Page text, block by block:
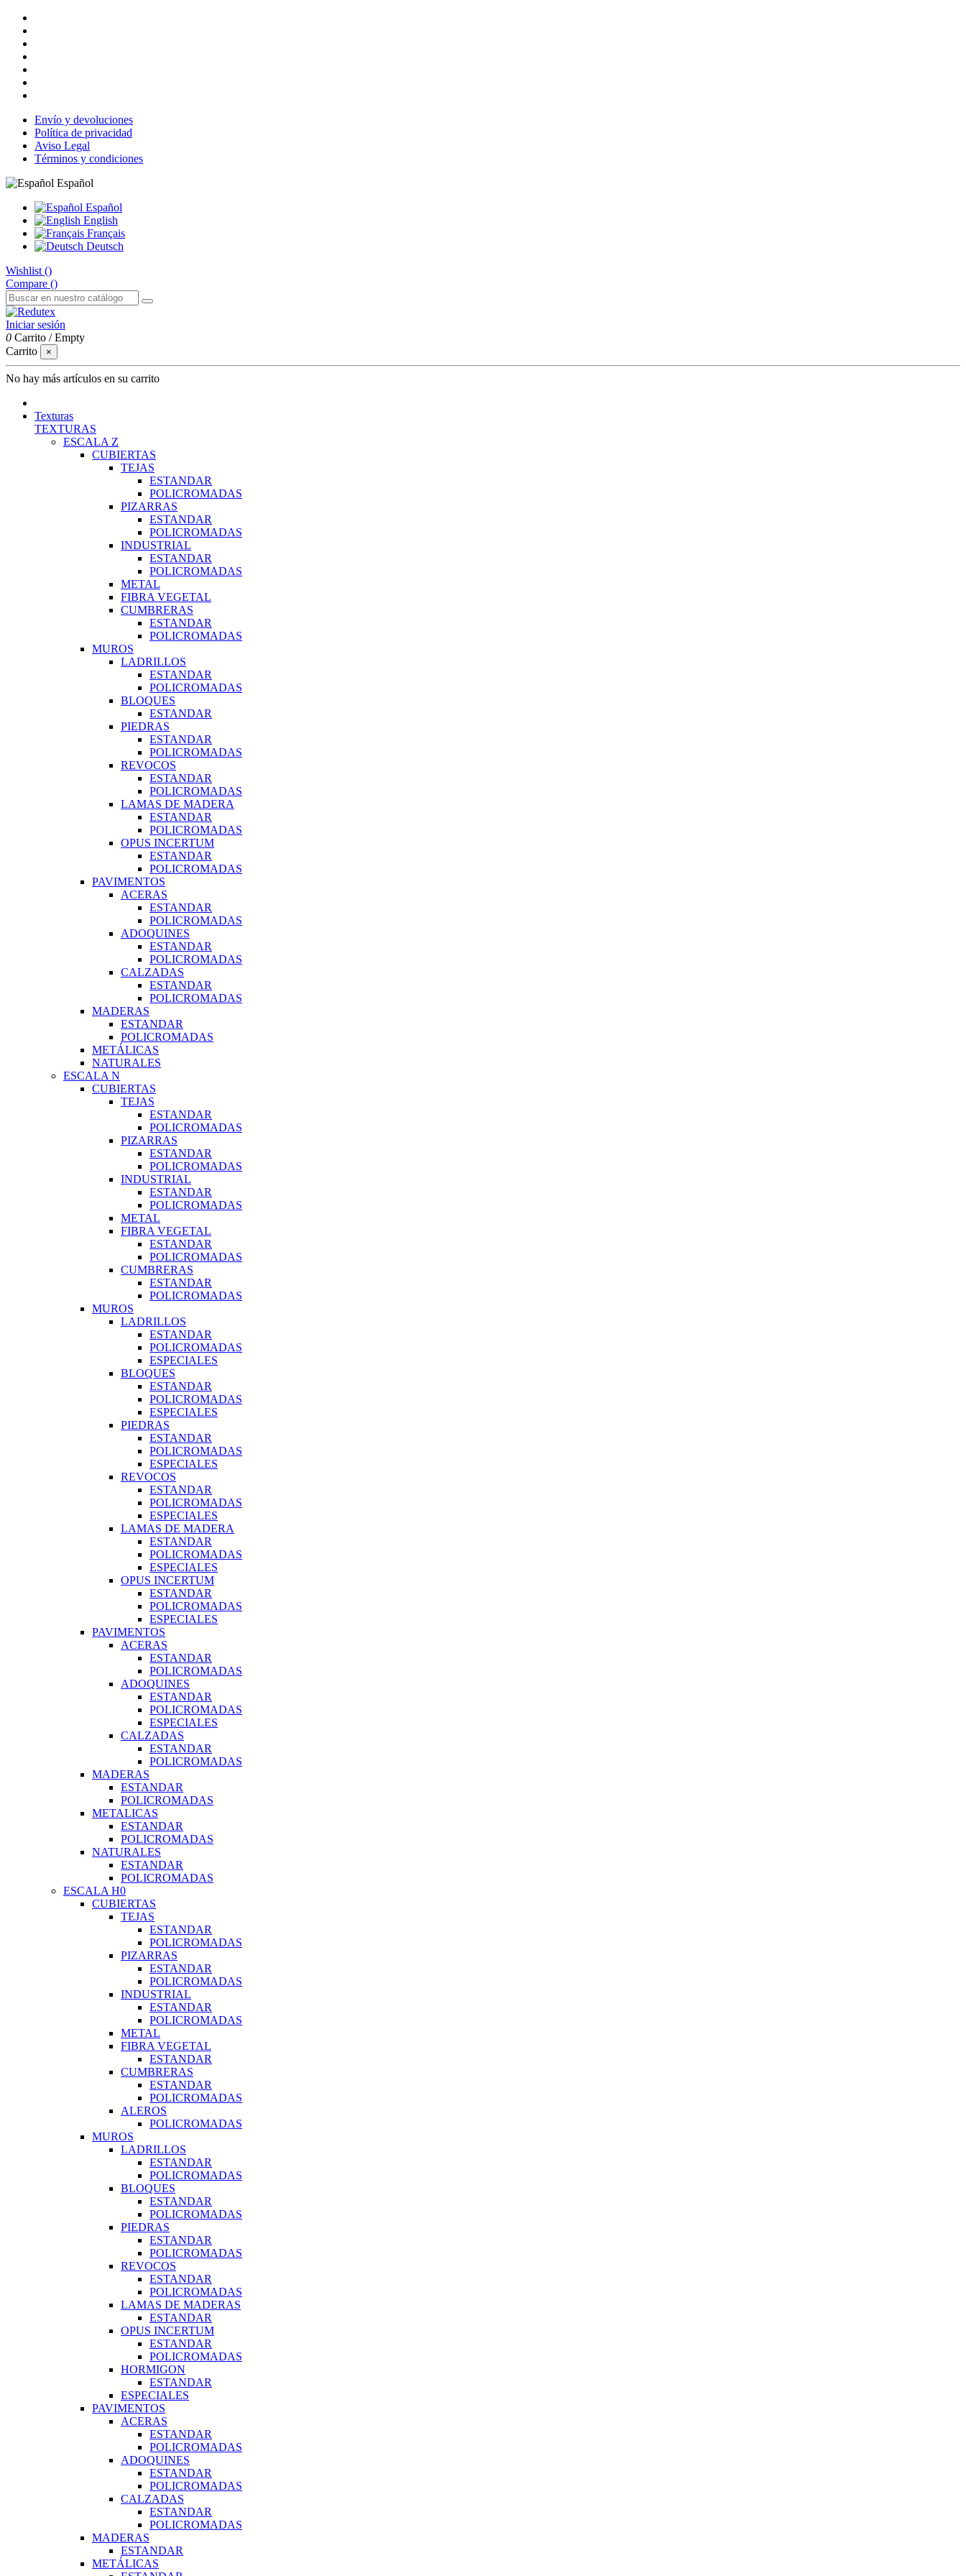
Envío y devoluciones
Política de privacidad
Aviso Legal
Términos y condiciones
Español
Español
English
Français
Deutsch
Wishlist ()
Compare ()
Iniciar sesión
0 Carrito /Empty
Carrito
×
No hay más artículos en su carrito
Texturas
TEXTURAS
ESCALA Z
CUBIERTAS
TEJAS
ESTANDAR
POLICROMADAS
PIZARRAS
ESTANDAR
POLICROMADAS
INDUSTRIAL
ESTANDAR
POLICROMADAS
METAL
FIBRA VEGETAL
CUMBRERAS
ESTANDAR
POLICROMADAS
MUROS
LADRILLOS
ESTANDAR
POLICROMADAS
BLOQUES
ESTANDAR
PIEDRAS
ESTANDAR
POLICROMADAS
REVOCOS
ESTANDAR
POLICROMADAS
LAMAS DE MADERA
ESTANDAR
POLICROMADAS
OPUS INCERTUM
ESTANDAR
POLICROMADAS
PAVIMENTOS
ACERAS
ESTANDAR
POLICROMADAS
ADOQUINES
ESTANDAR
POLICROMADAS
CALZADAS
ESTANDAR
POLICROMADAS
MADERAS
ESTANDAR
POLICROMADAS
METÁLICAS
NATURALES
ESCALA N
CUBIERTAS
TEJAS
ESTANDAR
POLICROMADAS
PIZARRAS
ESTANDAR
POLICROMADAS
INDUSTRIAL
ESTANDAR
POLICROMADAS
METAL
FIBRA VEGETAL
ESTANDAR
POLICROMADAS
CUMBRERAS
ESTANDAR
POLICROMADAS
MUROS
LADRILLOS
ESTANDAR
POLICROMADAS
ESPECIALES
BLOQUES
ESTANDAR
POLICROMADAS
ESPECIALES
PIEDRAS
ESTANDAR
POLICROMADAS
ESPECIALES
REVOCOS
ESTANDAR
POLICROMADAS
ESPECIALES
LAMAS DE MADERA
ESTANDAR
POLICROMADAS
ESPECIALES
OPUS INCERTUM
ESTANDAR
POLICROMADAS
ESPECIALES
PAVIMENTOS
ACERAS
ESTANDAR
POLICROMADAS
ADOQUINES
ESTANDAR
POLICROMADAS
ESPECIALES
CALZADAS
ESTANDAR
POLICROMADAS
MADERAS
ESTANDAR
POLICROMADAS
METALICAS
ESTANDAR
POLICROMADAS
NATURALES
ESTANDAR
POLICROMADAS
ESCALA H0
CUBIERTAS
TEJAS
ESTANDAR
POLICROMADAS
PIZARRAS
ESTANDAR
POLICROMADAS
INDUSTRIAL
ESTANDAR
POLICROMADAS
METAL
FIBRA VEGETAL
ESTANDAR
CUMBRERAS
ESTANDAR
POLICROMADAS
ALEROS
POLICROMADAS
MUROS
LADRILLOS
ESTANDAR
POLICROMADAS
BLOQUES
ESTANDAR
POLICROMADAS
PIEDRAS
ESTANDAR
POLICROMADAS
REVOCOS
ESTANDAR
POLICROMADAS
LAMAS DE MADERAS
ESTANDAR
OPUS INCERTUM
ESTANDAR
POLICROMADAS
HORMIGON
ESTANDAR
ESPECIALES
PAVIMENTOS
ACERAS
ESTANDAR
POLICROMADAS
ADOQUINES
ESTANDAR
POLICROMADAS
CALZADAS
ESTANDAR
POLICROMADAS
MADERAS
ESTANDAR
METÁLICAS